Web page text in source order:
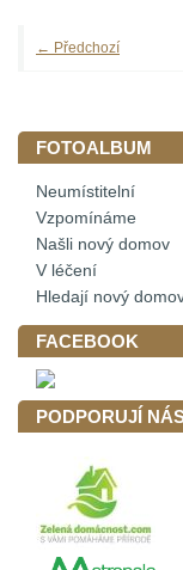
← Předchozí
FOTOALBUM
Neumístitelní
Vzpomínáme
Našli nový domov
V léčení
Hledají nový
FACEBOOK
PODPORUJÍ